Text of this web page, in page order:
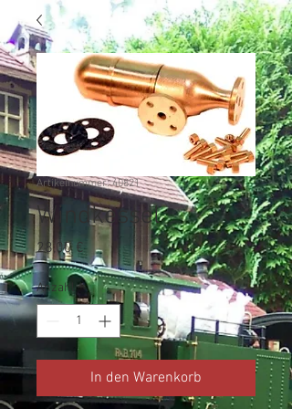
Artikelnummer: 40821
Windkessel
28,00 €Preis
Anzahl *
In den Warenkorb